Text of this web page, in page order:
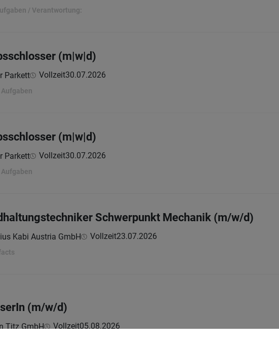
/ Verantwortung:
(m|w|d)
Parkett Vollzeit30.07.2026
Aufgaben
(m|w|d)
Parkett Vollzeit30.07.2026
Aufgaben
Schwerpunkt Mechanik (m/w/d)
Kabi Austria GmbH Vollzeit23.07.2026
(m/w/d)
Titz GmbH Vollzeit05.08.2026